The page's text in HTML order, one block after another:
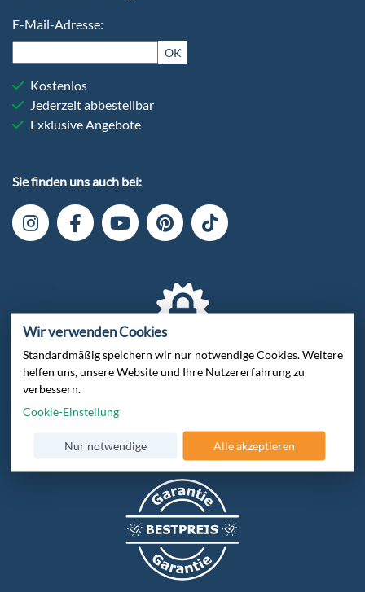
Sie finden uns auch bei:
Verschlüsselte Datenübertragung
Zertifiziert von Trusted Shops
E-Mail-Adresse:
OK
Kostenlos
Jederzeit abbestellbar
Exklusive Angebote
Wir verwenden Cookies
Standardmäßig speichern wir nur notwendige Cookies. Weitere
helfen uns, unsere Website und Ihre Nutzererfahrung zu
verbessern.
Cookie-Einstellung
Nur notwendige Alle akzeptieren